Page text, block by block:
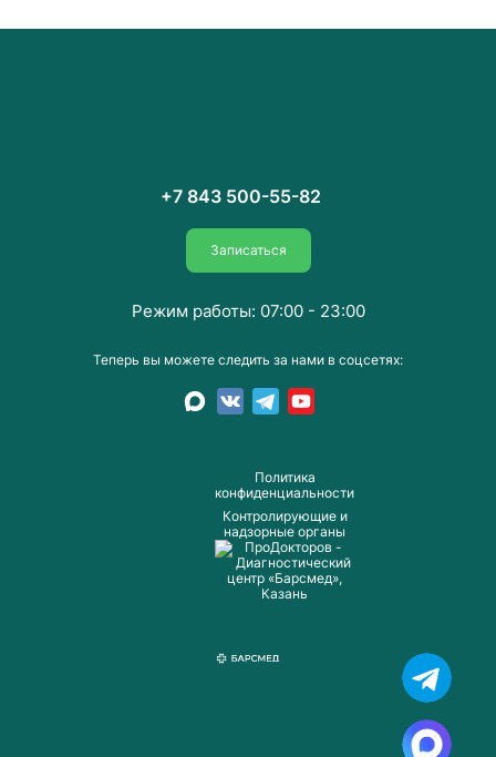
Пoлитика
конфиденциальности
Контролирующие и
надзорные органы
+7 843 500-55-82
Записаться
Теперь вы можете следить за нами в соцсетях:
Режим работы: 07:00 - 23:00